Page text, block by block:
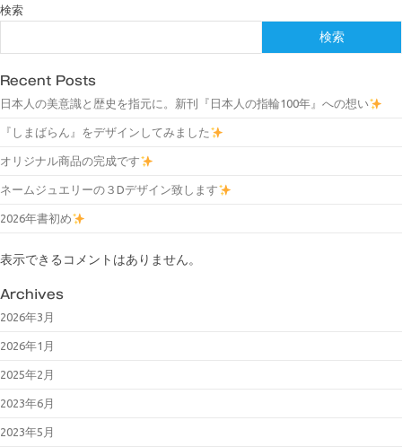
検索
検索
Recent Posts
日本人の美意識と歴史を指元に。新刊『日本人の指輪100年』への想い
『しまばらん』をデザインしてみました
オリジナル商品の完成です
ネームジュエリーの３Dデザイン致します
2026年書初め
表示できるコメントはありません。
Archives
2026年3月
2026年1月
2025年2月
2023年6月
2023年5月